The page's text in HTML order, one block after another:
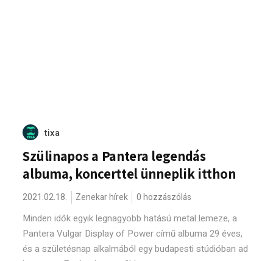
tixa
Szülinapos a Pantera legendás
albuma, koncerttel ünneplik itthon
2021.02.18. Zenekar hírek 0 hozzászólás
Minden idők egyik legnagyobb hatású metal lemeze, a
Pantera Vulgar Display of Power című albuma 29 éves,
és a születésnap alkalmából egy budapesti stúdióban ad